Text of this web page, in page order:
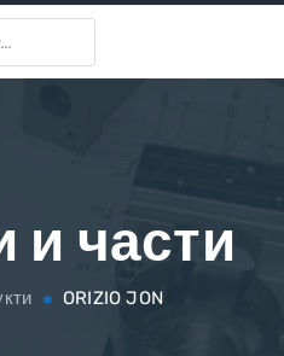
части
ORIZIO JON